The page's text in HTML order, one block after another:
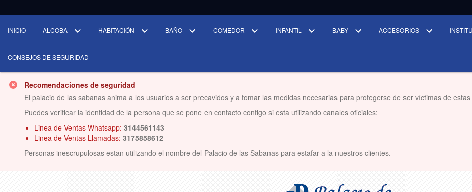
INICIO ALCOBA HABITACIÓN BAÑO COMEDOR INFANTIL BABY ACCESORIOS
CONSEJOS DE SEGURIDAD
Recomendaciones de seguridad
El palacio de las sabanas anima a los usuarios a ser precavidos y a tomar las medidas necesarias para protegerse de ser víctimas de
Puedes verificar la identidad de la persona que se pone en contacto contigo si esta utilizando canales oficiales:
Linea de Ventas Whatsapp: 3144561143
Linea de Ventas Llamadas: 3175858612
Personas inescrupulosas estan utilizando el nombre del Palacio de las Sabanas para estafar a la nuestros clientes.